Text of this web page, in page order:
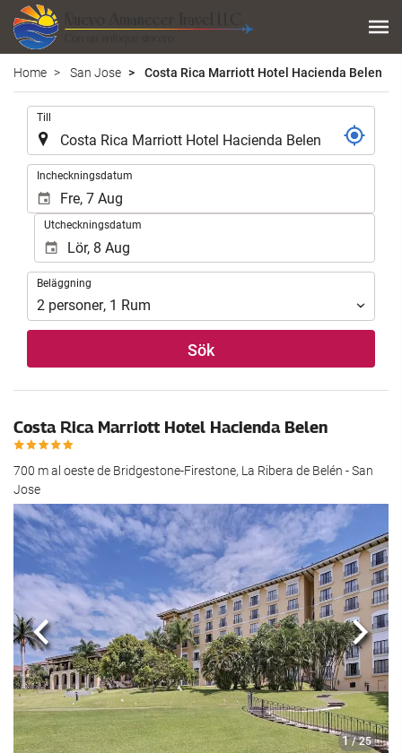
Home San Jose Costa Rica Marriott Hotel Hacienda Belen
Till
Incheckningsdatum
Utcheckningsdatum
Beläggning
Beläggning
2 personer, 1 Rum
Sök
Costa Rica Marriott Hotel Hacienda Belen
700 m al oeste de Bridgestone-Firestone, La Ribera de Belén - San
Jose
1 / 25
Föregående